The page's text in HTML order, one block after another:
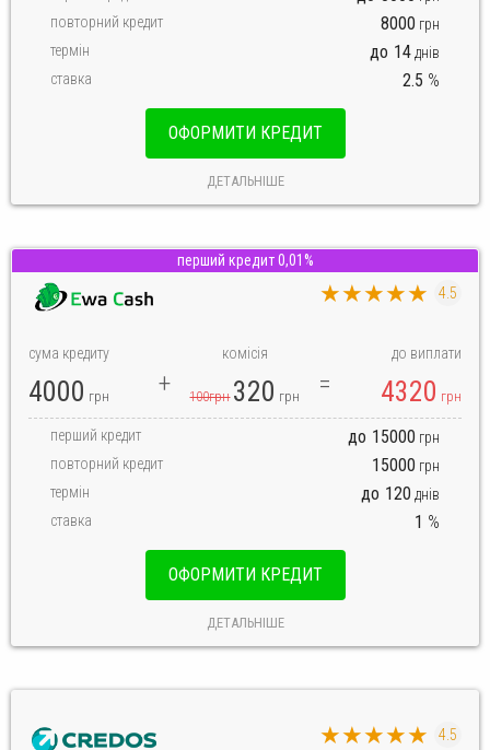
повторний кредит
8000 грн
термін
до 14днів
ставка
2.5 %
ОФОРМИТИ КРЕДИТ
ДЕТАЛЬНІШЕ
★★★★★ 4.5
до виплати
4320 грн
сума кредиту
4000 грн
комісія
100грн 320 грн
перший кредит до 15000 грн
повторний кредит
15000 грн
термін
до 120 днів
ставка
1 %
перший кредит 0,01%
ОФОРМИТИ КРЕДИТ
ДЕТАЛЬНІШЕ
★★★★★ 4.5